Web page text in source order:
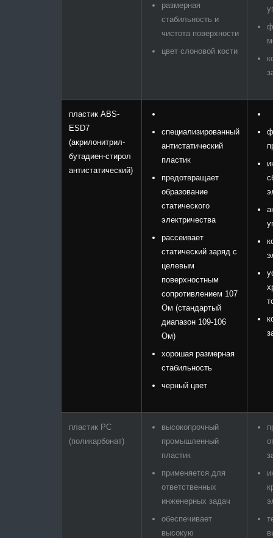
размерная
стабильность и
чистота поверхности
цвет слоновой кости
пластик ABS-
ESD7
(акрилонитрил-
бутадиен-стирол
антистатический)
специализированный
антистатический
пластик
предотвращает
образование
статического
электричества
рассеивает
статический заряд с
целевым
поверхностным
сопротивлением 107
Ом (стандартый
диапазон 109-106
Ом)
хорошая размерная
стабильность
черный цвет
пластик PC
(поликарбонат)
высокопрочный
промышленный
пластик
применяется для
ответственных
инженерных задач
обеспечивает
высокую